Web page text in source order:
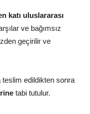
katı uluslararası
ve bağımsız
geçirilir ve
teslim edildikten sonra
tabi tutulur.